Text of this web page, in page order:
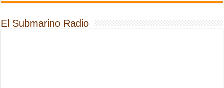
El Submarino Radio